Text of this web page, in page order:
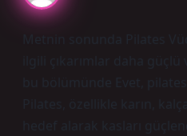
Metnin sonunda Pilates
ilgili çıkarımlar daha güçlü
bu bölümünde Evet, pilates
Pilates, özellikle karın,
hedef alarak kasları